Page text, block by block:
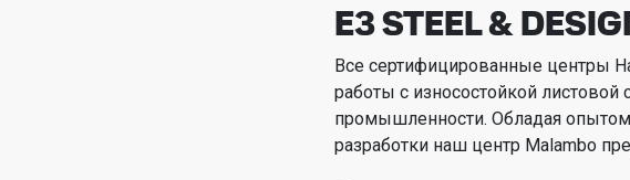
E3 STEEL &
Все сертифицированные центры
работы с износостойкой
промышленности. Обладая
разработки наш центр Malambo